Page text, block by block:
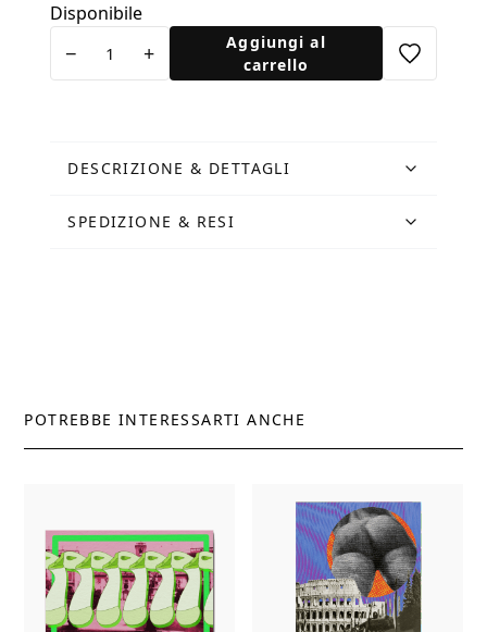
Disponibile
Rinoceronte
− +
Aggiungi al
carrello
DESCRIZIONE & DETTAGLI
SPEDIZIONE & RESI
POTREBBE INTERESSARTI ANCHE